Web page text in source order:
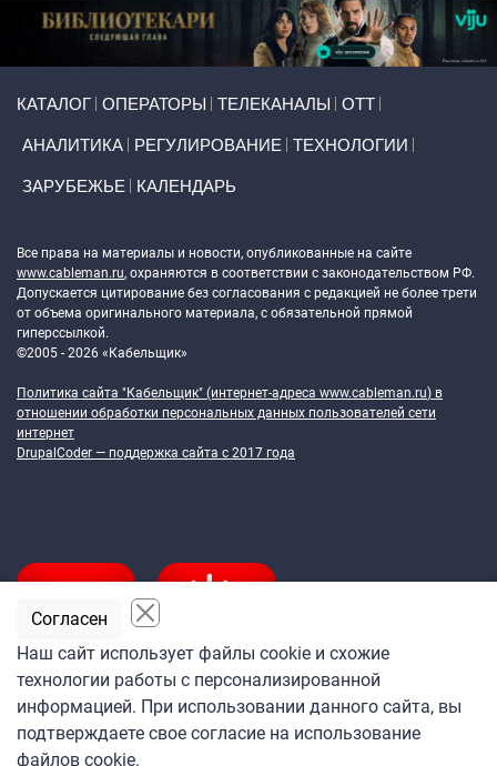
КАТАЛОГ ОПЕРАТОРЫ ТЕЛЕКАНАЛЫ ОТТ
АНАЛИТИКА РЕГУЛИРОВАНИЕ ТЕХНОЛОГИИ
ЗАРУБЕЖЬЕ КАЛЕНДАРЬ
Все права на материалы и новости, опубликованные на сайте
www.cableman.ru, охраняются в соответствии с законодательством РФ.
Допускается цитирование без согласования с редакцией не более трети
от объема оригинального материала, с обязательной прямой
гиперссылкой.
©2005 - 2026 «Кабельщик»
Политика сайта "Кабельщик" (интернет-адреса www.cableman.ru) в
отношении обработки персональных данных пользователей сети
интернет
DrupalCoder — поддержка сайта c 2017 года
Подпишитесь
на ежедневную рассылку
«Кабельщика»
Наш сайт использует файлы cookie и схожие
технологии работы с персонализированной
информацией. При использовании данного сайта, вы
подтверждаете свое согласие на использование
файлов cookie.
Согласен